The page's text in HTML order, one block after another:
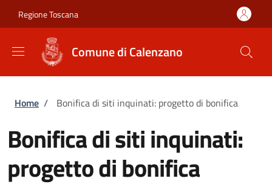
Regione Toscana
Comune di Calenzano
Briciole di pane
Home / Bonifica di siti inquinati: progetto di bonifica
Bonifica di siti inquinati:
progetto di bonifica